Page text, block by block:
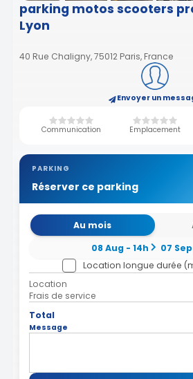
parking motos scooters
Lyon
40 Rue Chaligny, 75012 Paris, France
Envoyer un
Communication Emplacement
PARKING
Réserver ce parking
Au mois
08 Aug - 14h
07
Location longue durée
Location
Frais de service
Total
Message